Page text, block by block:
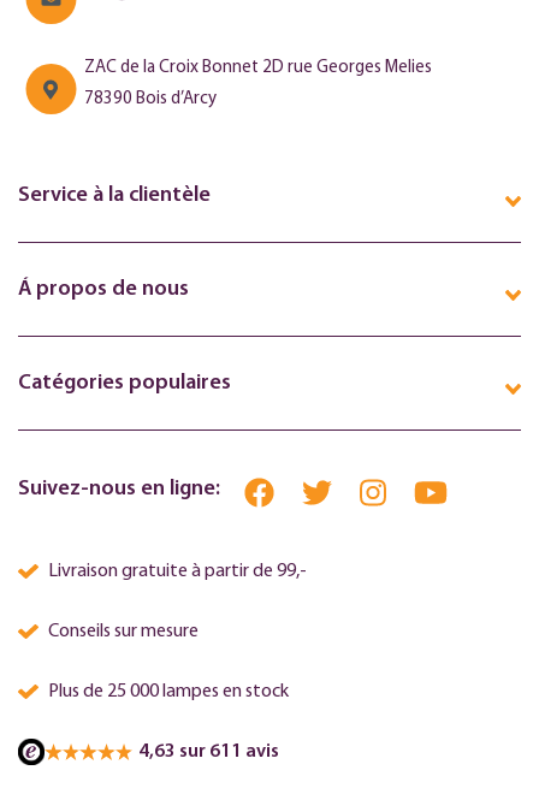
ZAC de la Croix Bonnet 2D rue Georges Melies
78390 Bois d’Arcy
Service à la clientèle
Á propos de nous
Catégories populaires
Suivez-nous en ligne:
Livraison gratuite à partir de 99,-
Conseils sur mesure
Plus de 25 000 lampes en stock
4,63 sur 611 avis